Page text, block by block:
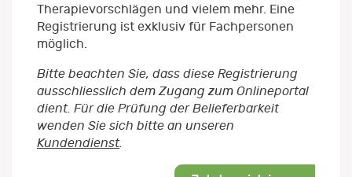
Therapievorschlägen und vielem mehr. Eine
Registrierung ist exklusiv für Fachpersonen
möglich.
Bitte beachten Sie, dass diese Registrierung
ausschliesslich dem Zugang zum Onlineportal
dient. Für die Prüfung der Belieferbarkeit
wenden Sie sich bitte an unseren
Kundendienst.